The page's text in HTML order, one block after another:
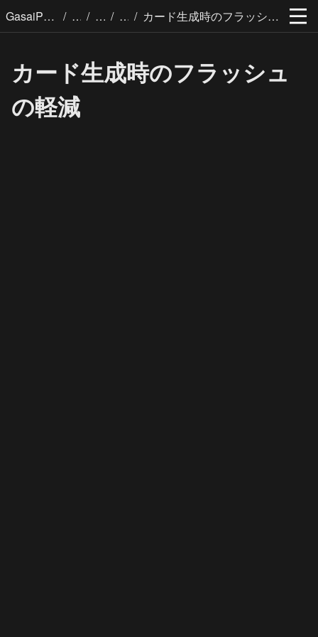
GasaiPages / / / / カード生成時のフラッシュの軽減
カード生成時のフラッシュ
の軽減